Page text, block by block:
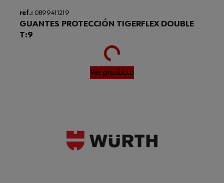
ref.: 0899411219
GUANTES PROTECCIÓN TIGERFLEX DOUBLE
T:9
Loading...
Ver producto